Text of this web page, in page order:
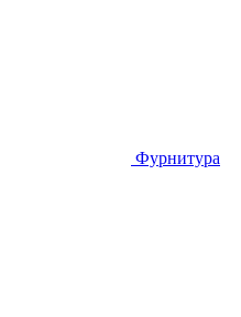
Фурнитура